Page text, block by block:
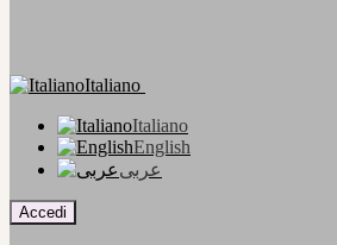
Italiano
Italiano
English
عربى
Accedi